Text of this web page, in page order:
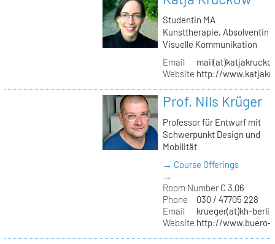
Studentin MA
Kunsttherapie, Absolventin
Visuelle Kommunikation
Email
Website http://
Prof. Nils Krüger
Professor für Entwurf mit
Schwerpunkt Design und
Mobilität
→ Course Offerings
→
Room NumberC 3.06
Phone
030 / 47705 228
Email
krueger(at)kh-
Website http://www.buero-